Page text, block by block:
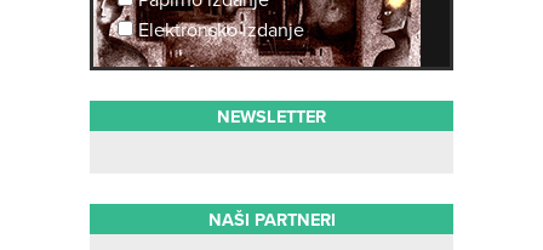
Elektronsko izdanje
NEWSLETTER
NAŠI PARTNERI